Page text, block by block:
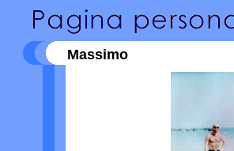
Massimo